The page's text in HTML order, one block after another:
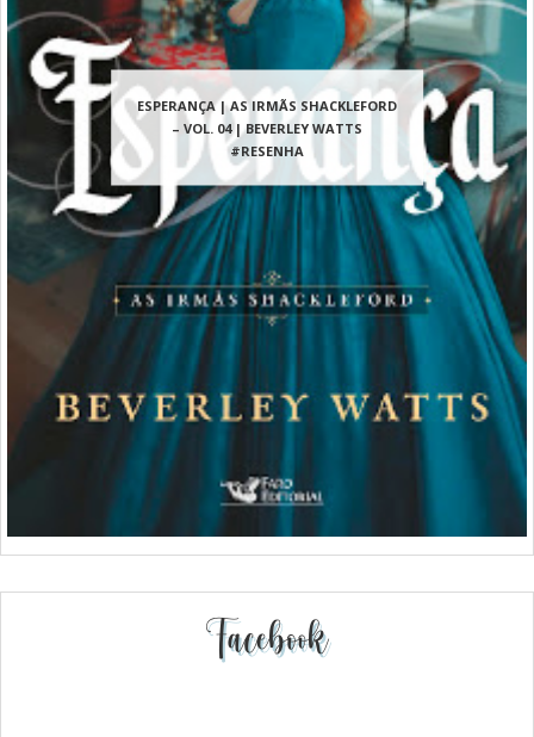
ESPERANÇA | AS IRMÃS SHACKLEFORD
– VOL. 04 | BEVERLEY WATTS
#RESENHA
Facebook